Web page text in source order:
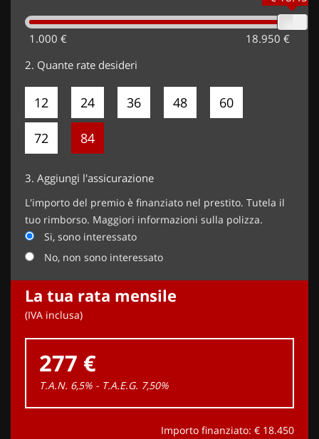
1.000 € 18.950 €
2. Quante rate desideri
12 24 36 48 60
72 84
3. Aggiungi l'assicurazione
L'importo del premio è finanziato nel prestito. Tutela il
tuo rimborso. Maggiori informazioni sulla polizza.
Si, sono interessato
No, non sono interessato
La tua rata mensile
(IVA inclusa)
277 €
T.A.N. 6,5% - T.A.E.G. 7,50%
Importo finanziato: € 18.450